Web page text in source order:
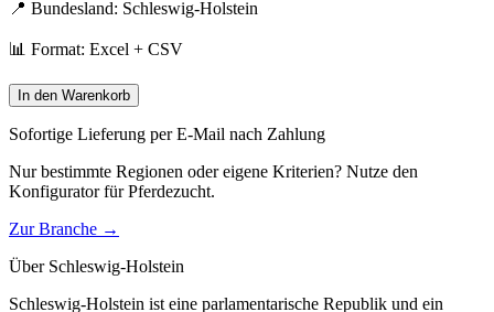
📍 Bundesland: Schleswig-Holstein
📊 Format: Excel + CSV
In den Warenkorb
Sofortige Lieferung per E-Mail nach Zahlung
Nur bestimmte Regionen oder eigene Kriterien? Nutze den
Konfigurator fürPferdezucht.
Zur Branche →
Über Schleswig-Holstein
Schleswig-Holstein ist eine parlamentarische Republik und ein